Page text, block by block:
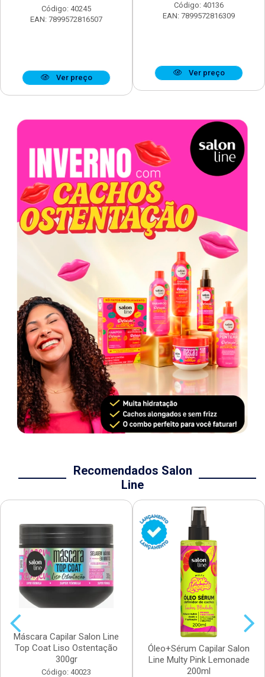
Código: 40245
EAN: 7899572816507
Ver preço
Código: 40136
EAN: 7899572816309
Ver preço
Recomendados Salon
Line
Máscara Capilar Salon Line
Top Coat Liso Ostentação
300gr
Código: 40023
Óleo+Sérum Capilar Salon
Line Multy Pink Lemonade
200ml